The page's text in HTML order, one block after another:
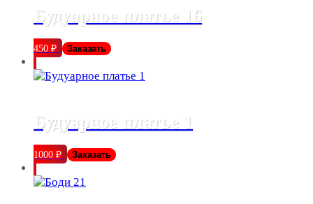
Будуарное платье 16
450 ₽ Заказать
Будуарное платье 1
1000 ₽ Заказать